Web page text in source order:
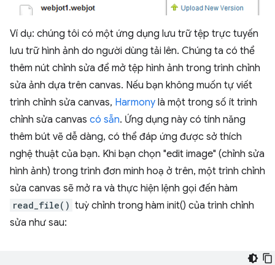
Ví dụ: chúng tôi có một ứng dụng lưu trữ tệp trực tuyến
lưu trữ hình ảnh do người dùng tải lên. Chúng ta có thể
thêm nút chỉnh sửa để mở tệp hình ảnh trong trình chỉnh
sửa ảnh dựa trên canvas. Nếu bạn không muốn tự viết
trình chỉnh sửa canvas, Harmony là một trong số ít trình
chỉnh sửa canvas có sẵn. Ứng dụng này có tính năng
thêm bút vẽ dễ dàng, có thể đáp ứng được sở thích
nghệ thuật của bạn. Khi bạn chọn "edit image" (chỉnh sửa
hình ảnh) trong trình đơn minh hoạ ở trên, một trình chỉnh
sửa canvas sẽ mở ra và thực hiện lệnh gọi đến hàm
read_file() tuỳ chỉnh trong hàm init() của trình chỉnh
sửa như sau: